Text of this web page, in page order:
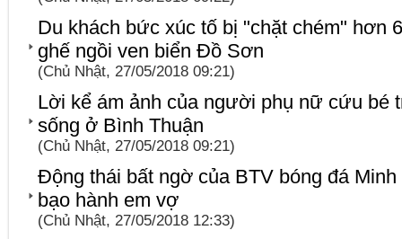
Du khách bức xúc tố bị "chặt chém" hơn
ghế ngồi ven biển Đồ Sơn
(Chủ Nhật, 27/05/2018 09:21)
Lời kể ám ảnh của người phụ nữ cứu bé
sống ở Bình Thuận
(Chủ Nhật, 27/05/2018 09:21)
Động thái bất ngờ của BTV bóng đá Minh
bạo hành em vợ
(Chủ Nhật, 27/05/2018 12:33)